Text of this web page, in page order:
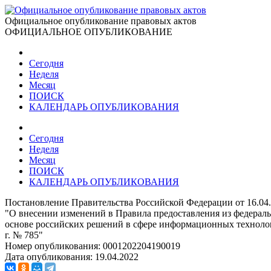
Официальное опубликование правовых актов
ОФИЦИАЛЬНОЕ ОПУБЛИКОВАНИЕ
Сегодня
Неделя
Месяц
ПОИСК
КАЛЕНДАРЬ ОПУБЛИКОВАНИЯ
Сегодня
Неделя
Месяц
ПОИСК
КАЛЕНДАРЬ ОПУБЛИКОВАНИЯ
Постановление Правительства Российской Федерации от
"О внесении изменений в Правила предоставления из
основе российских решений в сфере информационных
г. № 785"
Номер опубликования: 0001202204190019
Дата опубликования: 19.04.2022